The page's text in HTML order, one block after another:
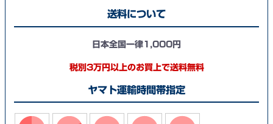
送料について
日本全国一律1,000円
税別3万円以上のお買上で送料無料
ヤマト運輸時間帯指定